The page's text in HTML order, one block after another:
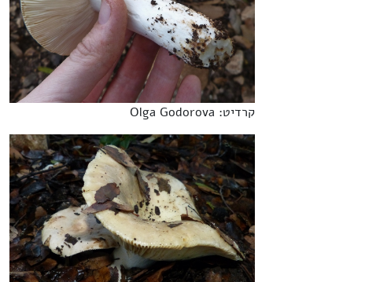
קרדיט: Olga Godorova